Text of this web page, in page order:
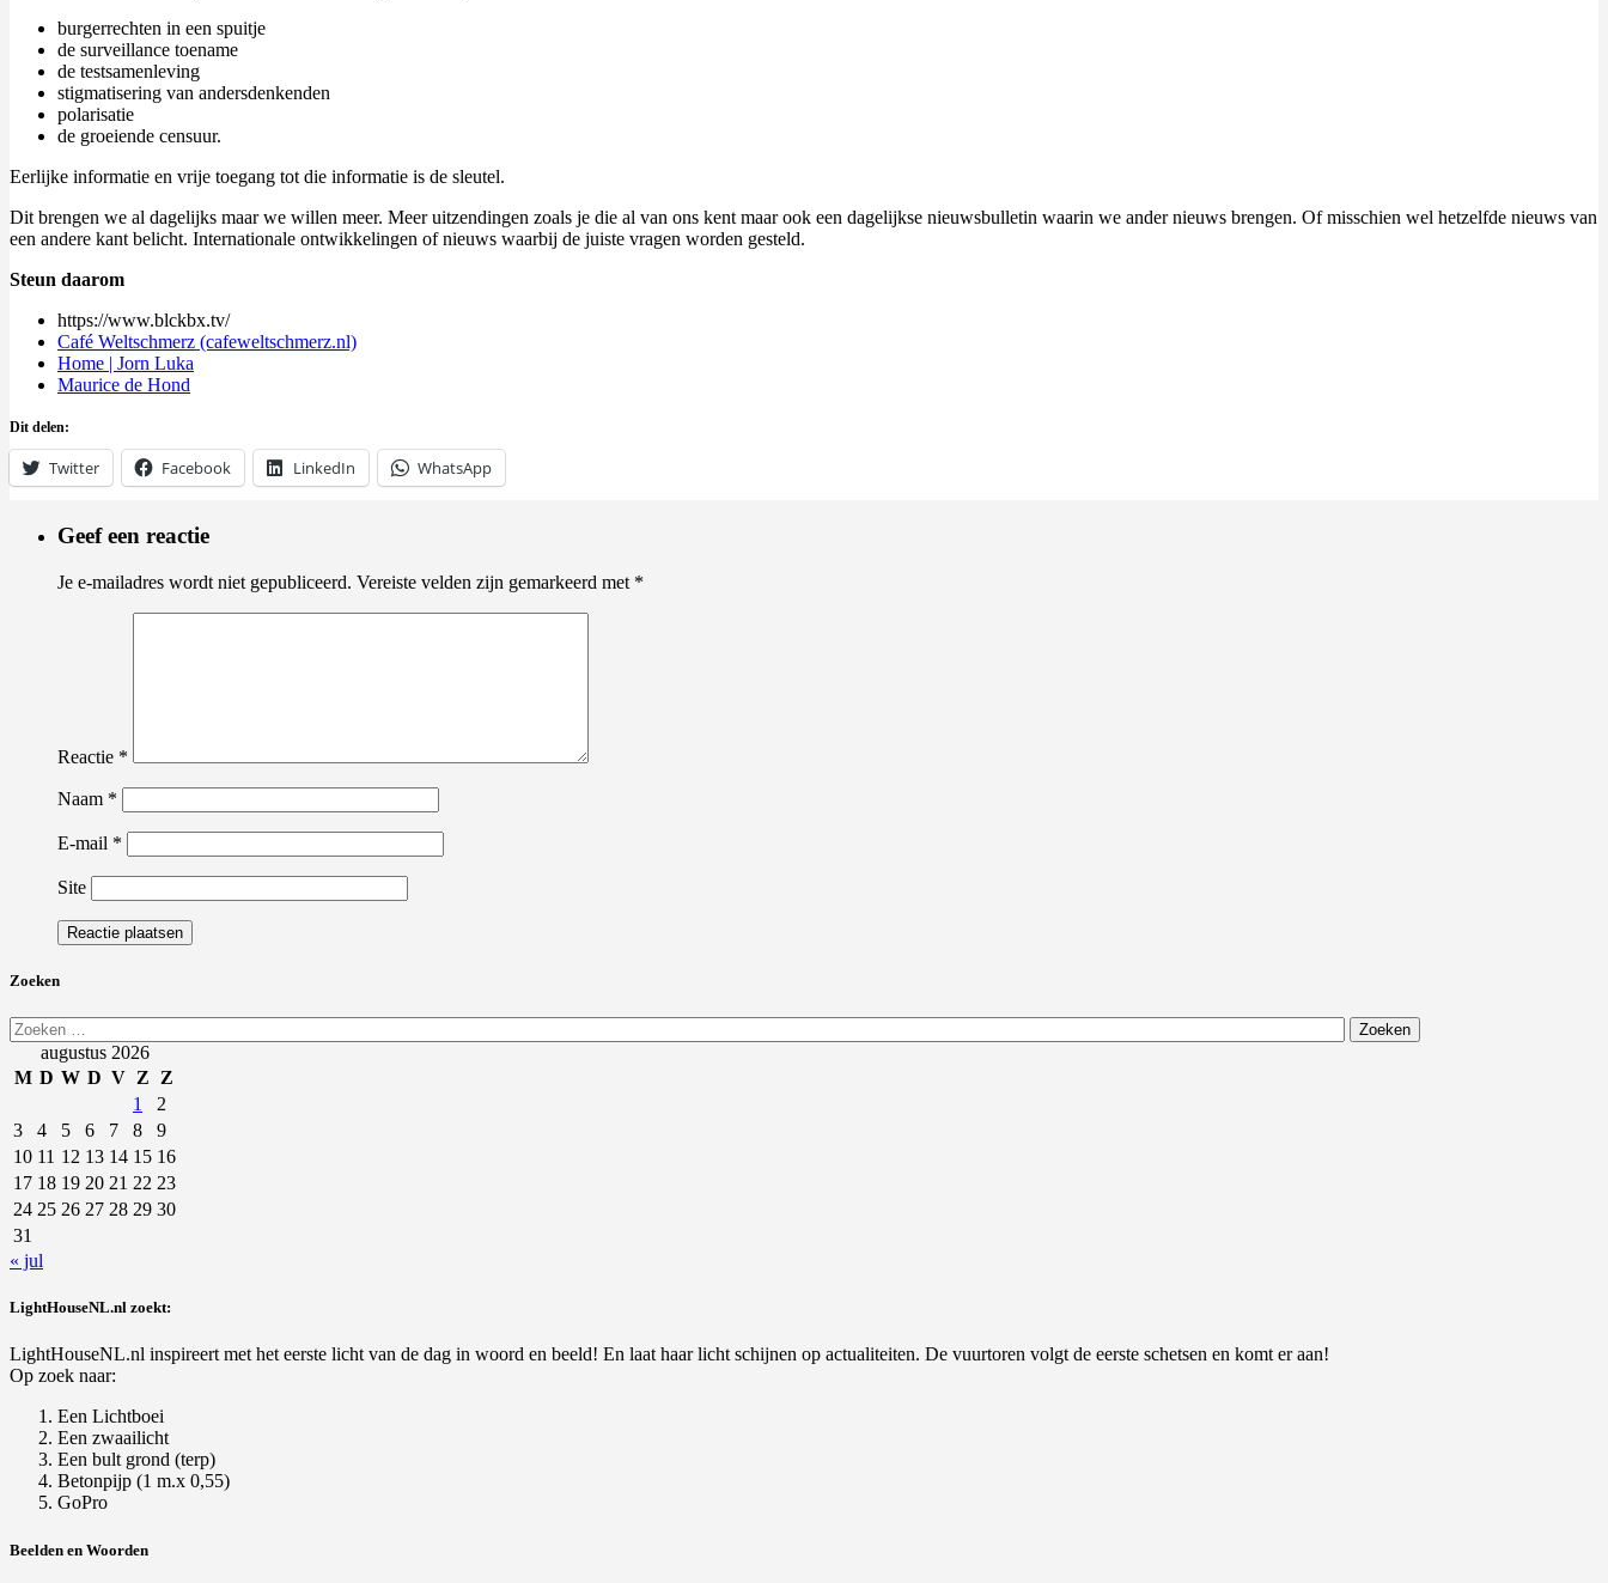
burgerrechten in een spuitje
de surveillance toename
de testsamenleving
stigmatisering van andersdenkenden
polarisatie
de groeiende censuur.
Eerlijke informatie en vrije toegang tot die informatie is de sleutel.
Dit brengen we al dagelijks maar we willen meer. Meer uitzendingen zoals je die al van ons kent maar ook een dagelijkse nieuwsbulletin waarin we ander nieuws brengen. Of misschien wel hetzelfde nieuws van
een andere kant belicht. Internationale ontwikkelingen of nieuws waarbij de juiste vragen worden gesteld.
Steun daarom
https://www.blckbx.tv/
Café Weltschmerz (cafeweltschmerz.nl)
Home | Jorn Luka
Maurice de Hond
Dit delen:
Twitter Facebook LinkedIn WhatsApp
Geef een reactie
Je e-mailadres wordt niet gepubliceerd. Vereiste velden zijn gemarkeerd met *
Reactie *
Naam *
E-mail *
Site
Zoeken
Zoeken
naar:augustus 2026
M D W D V Z
Z
1
2
3
4 5 6 7 8
9
10 11 12 13 14 15 16
17 18 19 20 21 22 23
24 25 26 27 28 29 30
31
« jul
LightHouseNL.nl zoekt:
LightHouseNL.nl inspireert met het eerste licht van de dag in woord en beeld! En laat haar licht schijnen op actualiteiten. De vuurtoren volgt de eerste schetsen en komt er aan!
Op zoek naar:
Een Lichtboei
Een zwaailicht
Een bult grond (terp)
Betonpijp (1 m.x 0,55)
GoPro
Beelden en Woorden